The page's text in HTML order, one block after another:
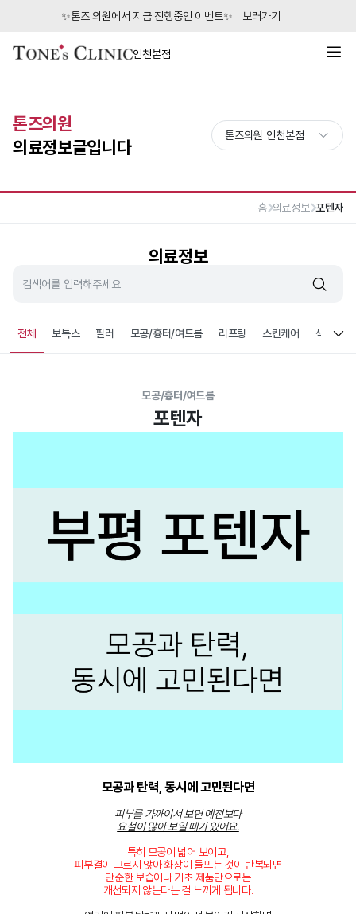
✨톤즈 의원에서 지금 진행중인 이벤트✨ 보러가기
인천본점
톤즈의원
의료정보글입니다
홈 의료정보 포텐자
의료정보
전체 보톡스 필러 모공/흉터/여드름 리프팅 스킨케어 색소침착
모공/흉터/여드름
포텐자
모공과 탄력, 동시에 고민된다면
피부를 가까이서 보면 예전보다
요철이 많아 보일 때가 있어요.
특히 모공이 넓어 보이고,
피부결이 고르지 않아 화장이 들뜨는 것이 반복되면
단순한 보습이나 기초 제품만으로는
개선되지 않는다는 걸 느끼게 됩니다.